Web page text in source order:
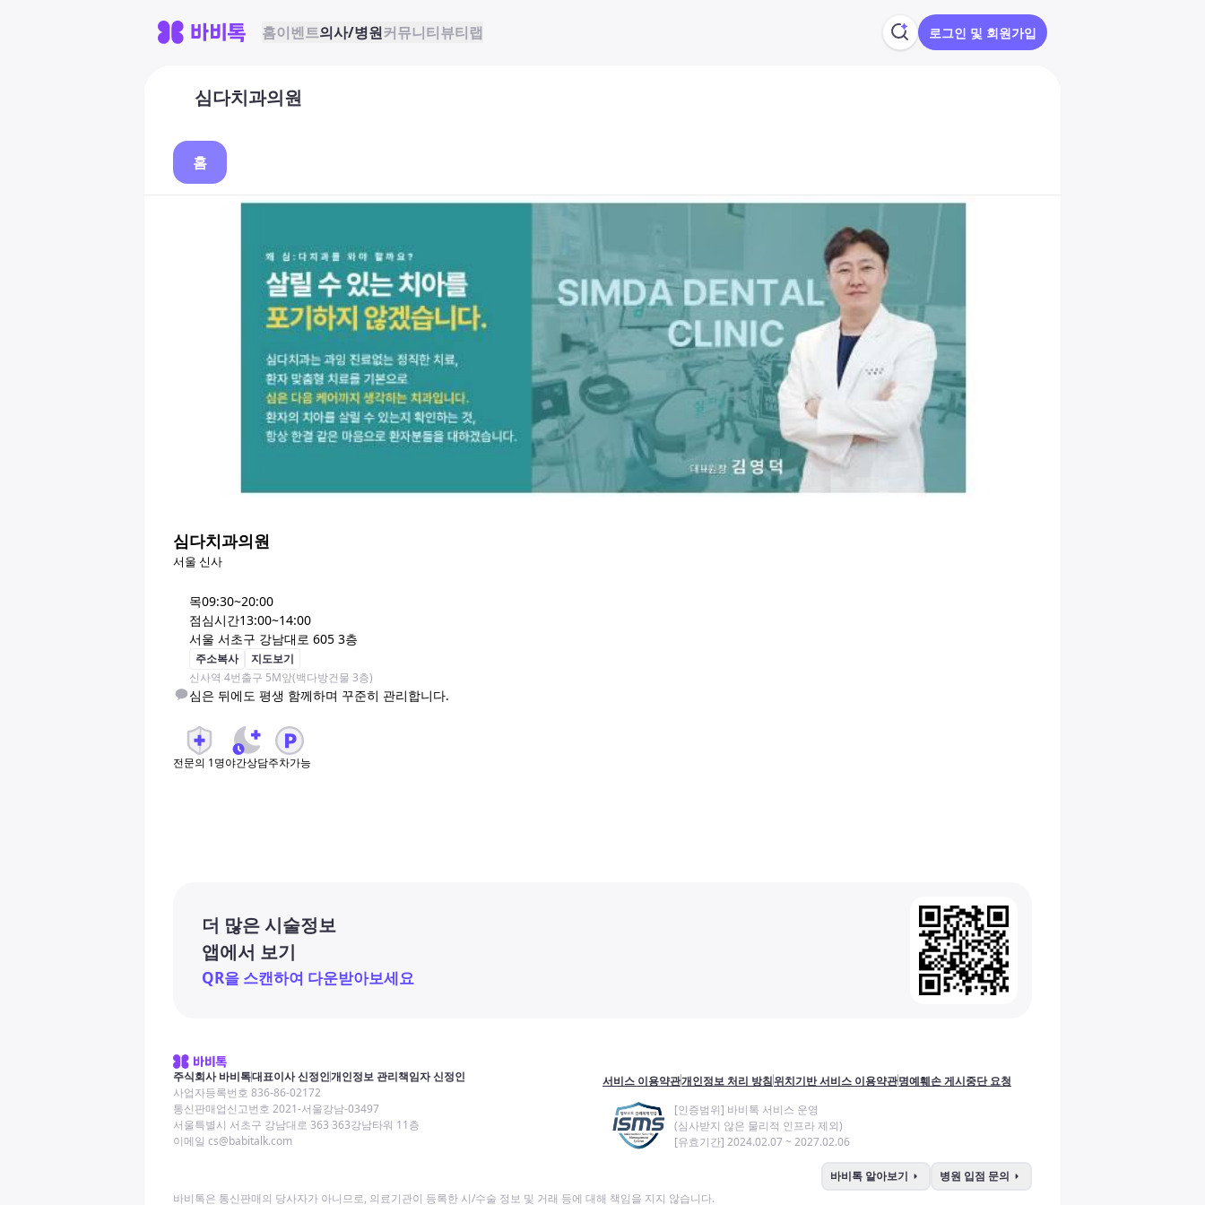
홈이벤트의사/병원커뮤니티뷰티랩 로그인 및 회원가입
심다치과의원
홈
심다치과의원
서울 신사
목09:30~20:00
점심시간13:00~14:00
서울 서초구 강남대로 605 3층
주소복사
지도보기
신사역 4번출구 5M앞(백다방건물 3층)
심은 뒤에도 평생 함께하며 꾸준히 관리합니다.
전문의 1명야간상담주차가능
더 많은 시술정보
앱에서 보기
QR을 스캔하여 다운받아보세요
주식회사 바비톡대표이사 신정인개인정보 관리책임자 신정인
사업자등록번호 836-86-02172
통신판매업신고번호 2021-서울강남-03497
서울특별시 서초구 강남대로 363 363강남타워 11층
이메일 cs@babitalk.com
서비스 이용약관개인정보 처리 방침위치기반 서비스 이용약관명예훼손 게시중단 요청
[인증범위] 바비톡 서비스 운영
(심사받지 않은 물리적 인프라 제외)
[유효기간] 2024.02.07 ~ 2027.02.06
바비톡 알아보기 arrow_right 병원 입점 문의 arrow_right
바비톡은 통신판매의 당사자가 아니므로, 의료기관이 등록한 시/수술 정보 및 거래 등에 대해 책임을 지지 않습니다.